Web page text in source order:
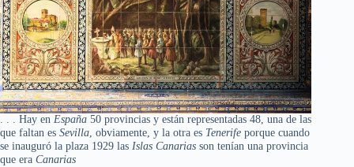
. . . Hay en España 50 provincias y están representadas 48, una de las
que faltan es Sevilla, obviamente, y la otra es Tenerife porque cuando
se inauguró la plaza 1929 las Islas Canarias son tenían una provincia
que era Canarias